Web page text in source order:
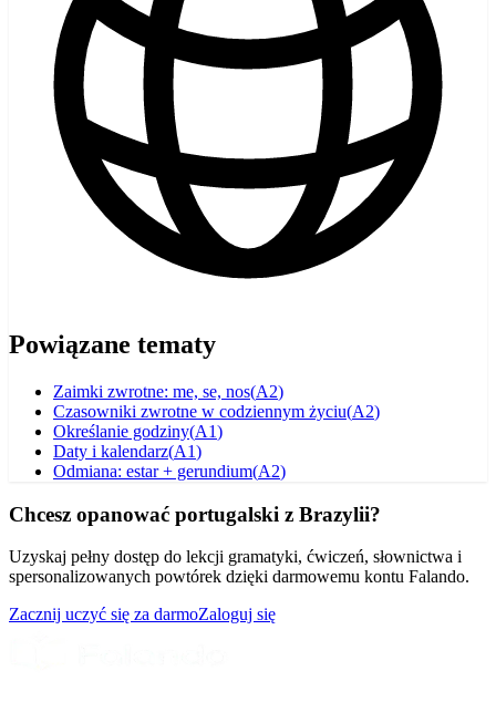
Powiązane tematy
Zaimki zwrotne: me, se, nos(A2)
Czasowniki zwrotne w codziennym życiu(A2)
Określanie godziny(A1)
Daty i kalendarz(A1)
Odmiana: estar + gerundium(A2)
Chcesz opanować portugalski z Brazylii?
Uzyskaj pełny dostęp do lekcji gramatyki, ćwiczeń, słownictwa i
spersonalizowanych powtórek dzięki darmowemu kontu Falando.
Zacznij uczyć się za darmoZaloguj się